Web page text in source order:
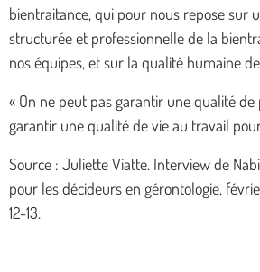
bientraitance, qui pour nous repose sur
structurée et professionnelle de la
nos équipes, et sur la qualité humaine
« On ne peut pas garantir une qualité de
garantir une qualité de vie au travail
Source : Juliette Viatte. Interview de
pour les décideurs en gérontologie,
12-13.